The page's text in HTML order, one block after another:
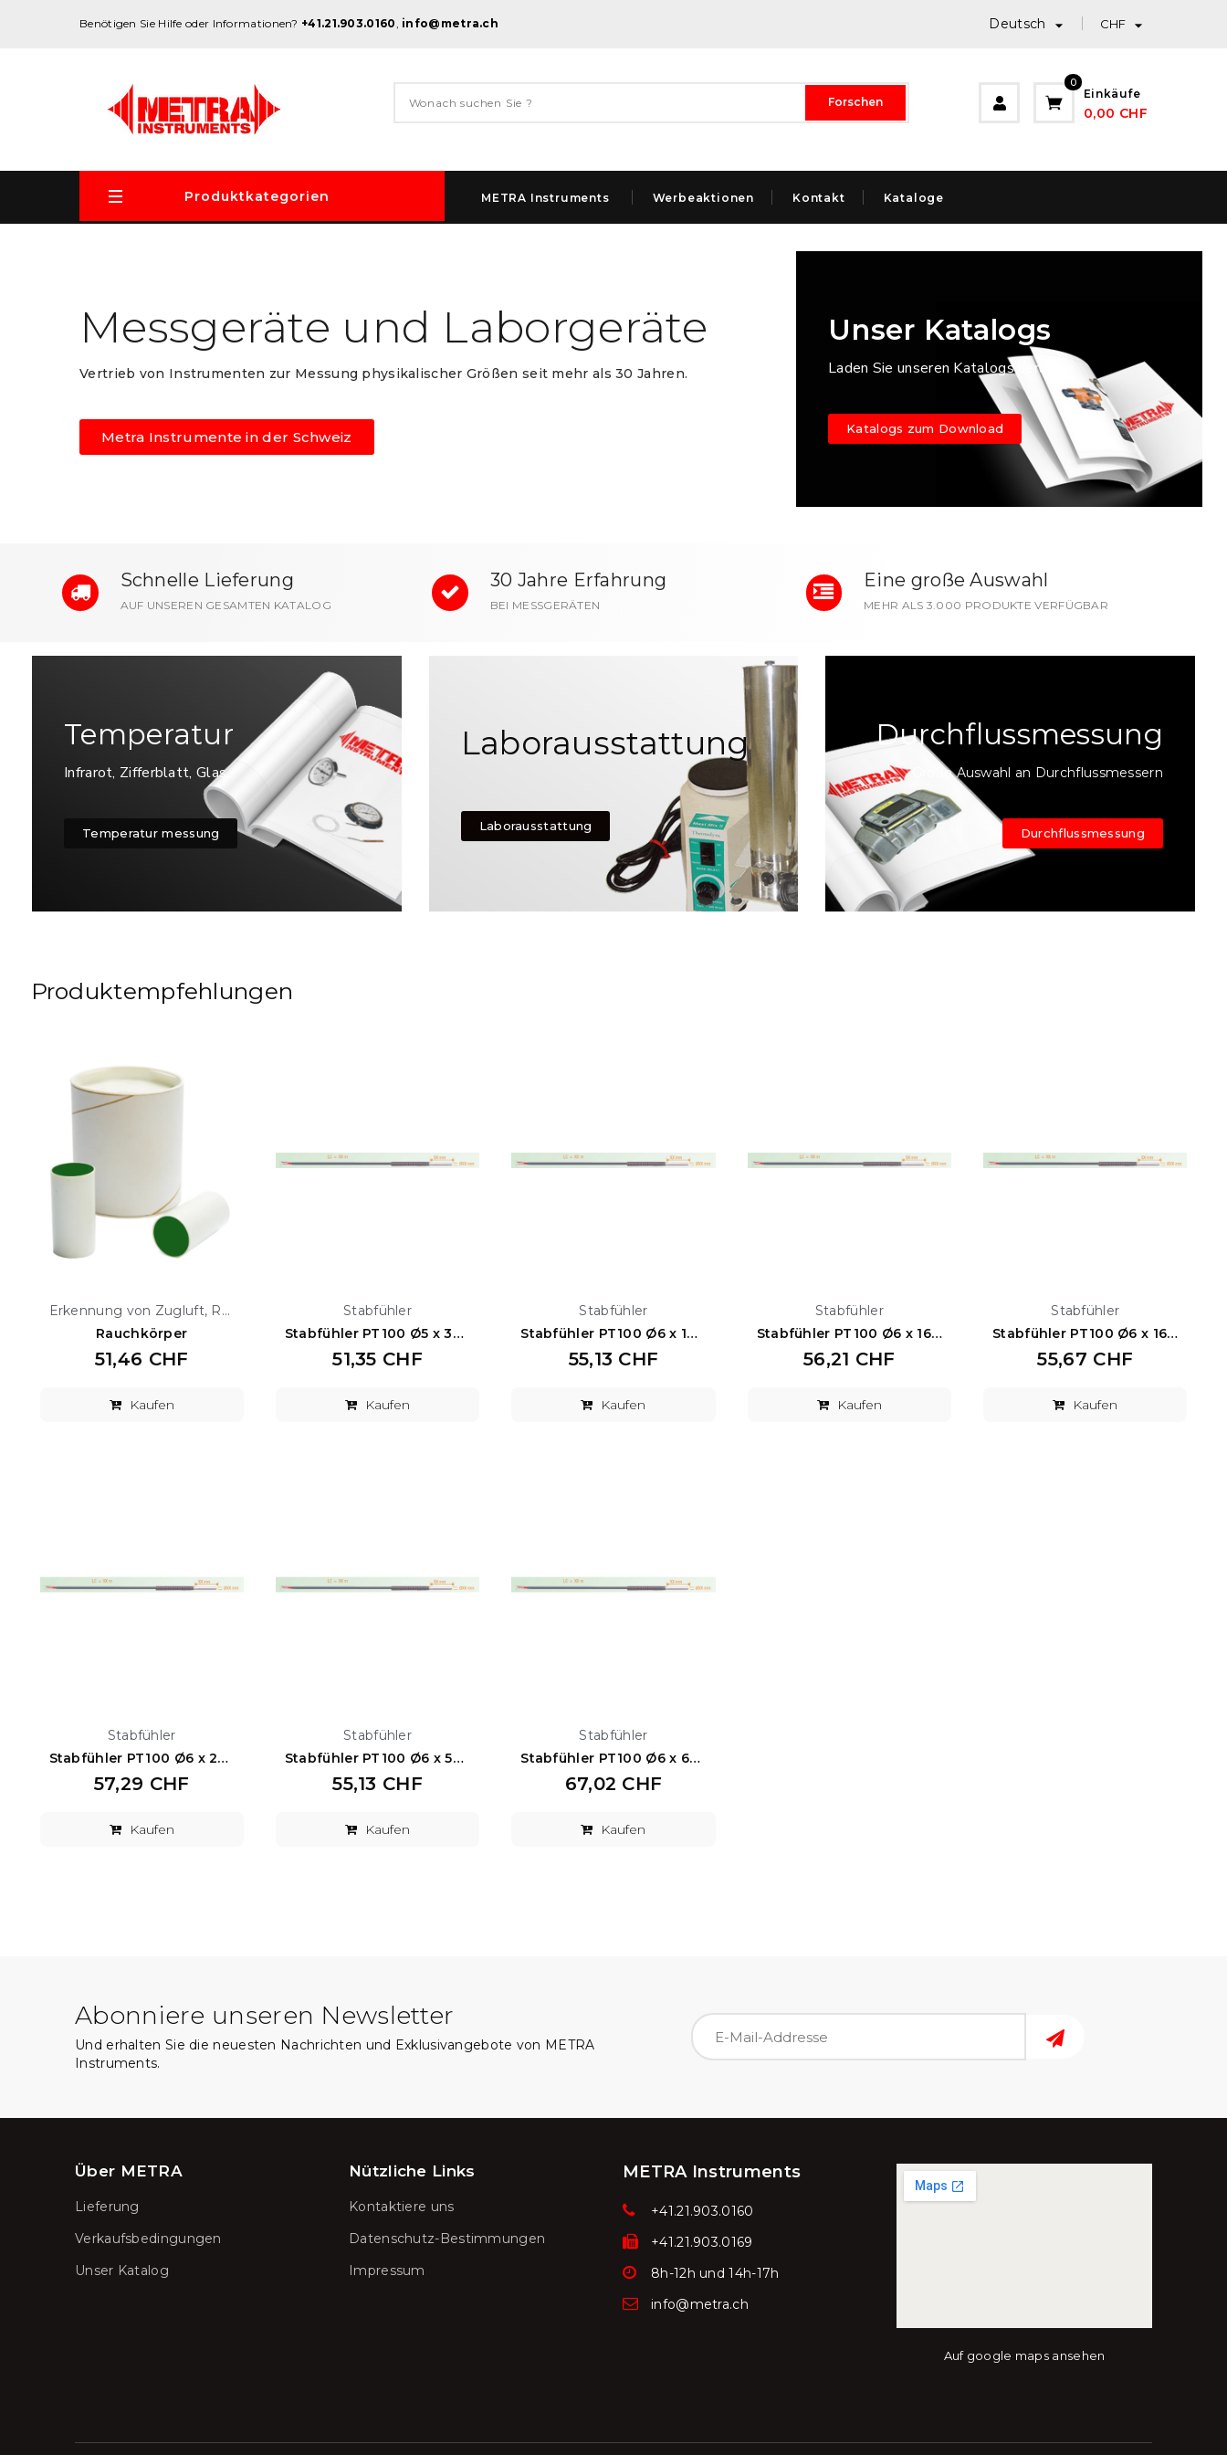
Benötigen Sie Hilfe oder Informationen? +41.21.903.0160, info@metra.ch Deutsch  CHF 
Forschen
Einkäufe
0,00 CHF
0
Produktkategorien METRA Instruments Werbeaktionen Kontakt Kataloge
Messgeräte und Laborgeräte
Vertrieb von Instrumenten zur Messung physikalischer Größen seit mehr als 30 Jahren.
Metra Instrumente in der Schweiz
Unser Katalogs
Laden Sie unseren Katalogs herunter
Katalogs zum Download
Schnelle Lieferung
AUF UNSEREN GESAMTEN KATALOG
30 Jahre Erfahrung
BEI MESSGERÄTEN
Eine große Auswahl
MEHR ALS 3.000 PRODUKTE VERFÜGBAR
Temperatur
Infrarot, Zifferblatt, Glas...
Temperatur messung
Laborausstattung
Laborausstattung
Durchflussmessung
Große Auswahl an Durchflussmessern
Durchflussmessung
Produktempfehlungen
Erkennung von Zugluft, Rauchgeneratoren
Rauchkörper
51,46 CHF
Kaufen
Stabfühler
Stabfühler PT100 Ø5 x 30 mm
51,35 CHF
Kaufen
Stabfühler
Stabfühler PT100 Ø6 x 100 mm
55,13 CHF
Kaufen
Stabfühler
Stabfühler PT100 Ø6 x 160 mm
56,21 CHF
Kaufen
Stabfühler
Stabfühler PT100 Ø6 x 160 mm
55,67 CHF
Kaufen
Stabfühler
Stabfühler PT100 Ø6 x 200 mm
57,29 CHF
Kaufen
Stabfühler
Stabfühler PT100 Ø6 x 52 mm
55,13 CHF
Kaufen
Stabfühler
Stabfühler PT100 Ø6 x 600 mm
67,02 CHF
Kaufen
Abonniere unseren Newsletter
Und erhalten Sie die neuesten Nachrichten und Exklusivangebote von METRA
Instruments.
Über METRA
Lieferung
Verkaufsbedingungen
Unser Katalog
Nützliche Links
Kontaktiere uns
Datenschutz-Bestimmungen
Impressum
METRA Instruments
+41.21.903.0160
+41.21.903.0169
8h-12h und 14h-17h
info@metra.ch
Auf google maps ansehen